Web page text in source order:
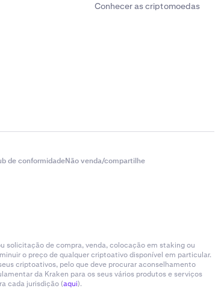
Conhecer as criptomoedas
de conformidadeNão venda/compartilhe
solicitação de compra, venda, colocação em staking ou
o preço de qualquer criptoativo disponível em particular.
criptoativos, pelo que deve procurar aconselhamento
da Kraken para os seus vários produtos e serviços
cada jurisdição (aqui).